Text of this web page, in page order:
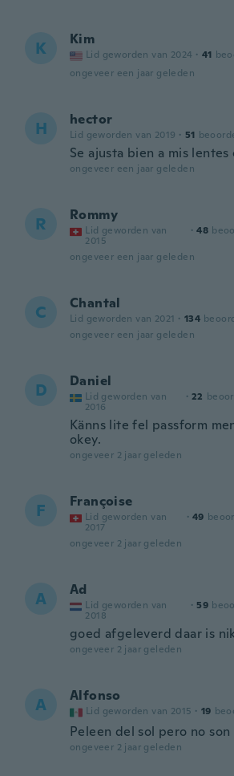
K Kim
Lid geworden van 2024 · 41
ongeveer een jaar geleden
H hector
Lid geworden van 2019 · 51
Se ajusta bien a mis lentes
ongeveer een jaar geleden
R Rommy
Lid geworden van
2015
· 48
ongeveer een jaar geleden
C Chantal
Lid geworden van 2021 · 134
ongeveer een jaar geleden
D Daniel
Lid geworden van
2016
· 22
Känns lite fel passform
okey.
ongeveer 2 jaar geleden
F Françoise
Lid geworden van
2017
· 49
ongeveer 2 jaar geleden
A Ad
Lid geworden van
2018
· 59
goed afgeleverd daar is
ongeveer 2 jaar geleden
A Alfonso
Lid geworden van 2015 · 19
Peleen del sol pero no
ongeveer 2 jaar geleden